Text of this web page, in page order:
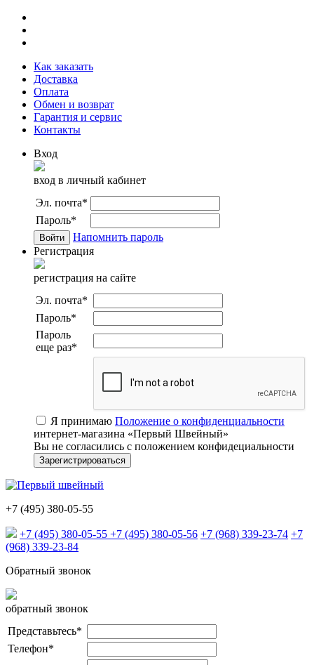
Как заказать
Доставка
Оплата
Обмен и возврат
Гарантия и сервис
Контакты
Вход
вход в личный кабинет
Эл. почта*
Пароль*
Напомнить пароль
Регистрация
регистрация на сайте
Эл. почта*
Пароль*
Пароль
еще раз*
Я принимаю Положение о конфиденциальности
интернет-магазина «Первый Швейный»
Вы не согласились с положением конфидециальности
+7 (495) 380-05-55
+7 (495) 380-05-55 +7 (495) 380-05-56 +7 (968) 339-23-74 +7
(968) 339-23-84
Обратный звонок
обратный звонок
Представьтесь*
Телефон*